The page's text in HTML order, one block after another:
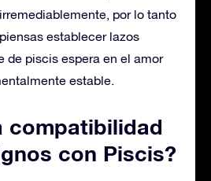
por lo tanto
establecer lazos
de piscis espera en el amor
estable.
compatibilidad
con Piscis?